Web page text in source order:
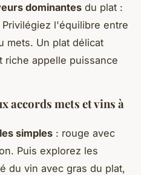
dominantes du plat :
l'équilibre entre
mets. Un plat délicat
riche appelle puissance
accords mets et vins à
simples : rouge avec
Puis explorez les
du vin avec gras du plat,